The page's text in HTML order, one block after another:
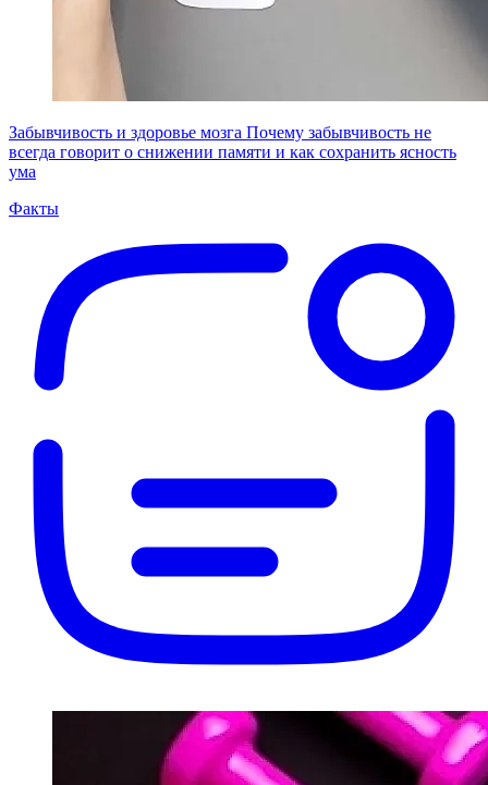
Забывчивость и здоровье мозга Почему забывчивость не
всегда говорит о снижении памяти и как сохранить ясность
ума
Факты